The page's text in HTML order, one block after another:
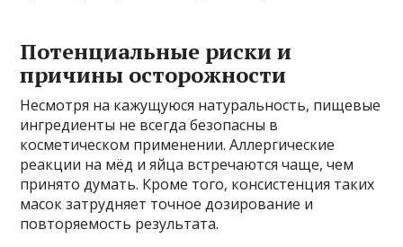
Потенциальные риски и
причины осторожности
Несмотря на кажущуюся натуральность, пищевые
ингредиенты не всегда безопасны в
косметическом применении. Аллергические
реакции на мёд и яйца встречаются чаще, чем
принято думать. Кроме того, консистенция таких
масок затрудняет точное дозирование и
повторяемость результата.